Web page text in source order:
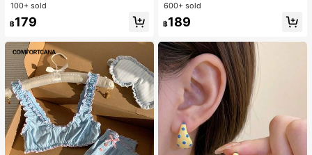
100+ sold
฿179
600+ sold
฿189